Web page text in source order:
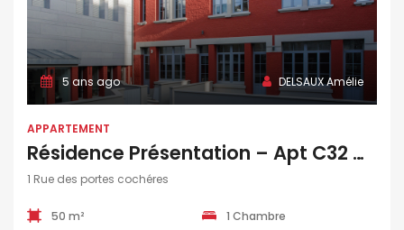
5 ans ago DELSAUX Amélie
APPARTEMENT
Résidence Présentation – Apt C32 – T2 – 50 M2
1 Rue des portes cochéres
50 m²
1 Chambre